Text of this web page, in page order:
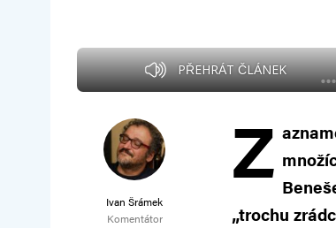
PŘEHRÁT ČLÁNEK
Ivan Šrámek
Komentátor
Z
„trochu